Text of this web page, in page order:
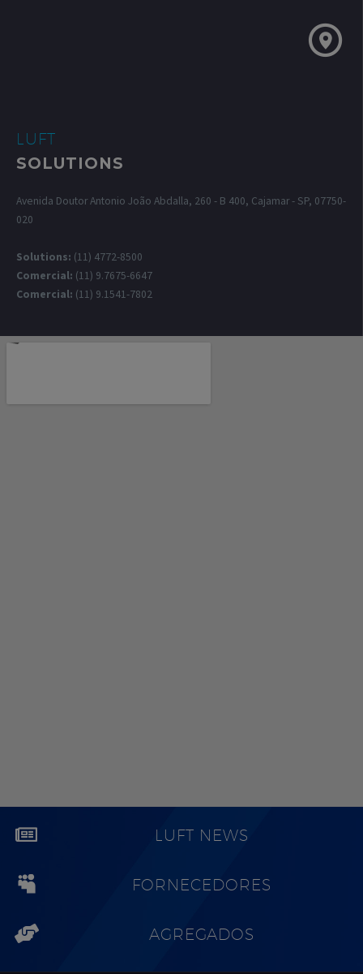
LUFT
SOLUTIONS
Avenida Doutor Antonio João Abdalla, 260 - B 400, Cajamar - SP, 07750-
020
Solutions: (11) 4772-8500
Comercial: (11) 9.7675-6647
Comercial: (11) 9.1541-7802
LUFT NEWS
FORNECEDORES
AGREGADOS